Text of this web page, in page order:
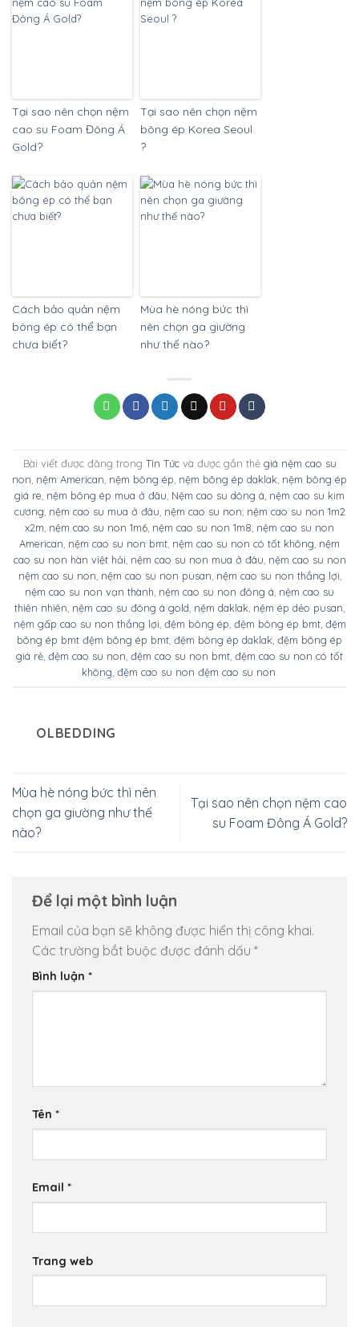
Tại sao nên chọn nệm
cao su Foam Đông Á
Gold?
Tại sao nên chọn nệm
bông ép Korea Seoul
?
Cách bảo quản nệm
bông ép có thể bạn
chưa biết?
Mùa hè nóng bức thì
nên chọn ga giường
như thế nào?
Bài viết được đăng trong Tin Tứcvà được gắn thẻ giá nệm cao su
non, nệm American, nệm bông ép, nệm bông ép daklak, nệm bông ép
giá re, nệm bông ép mua ở đâu, Nệm cao su dông á, nệm cao su kim
cương, nệm cao su mua ở đâu, nệm cao su non, nệm cao su non 1m2
x2m, nệm cao su non 1m6, nệm cao su non 1m8, nệm cao su non
American, nệm cao su non bmt, nệm cao su non có tốt không, nệm
cao su non hàn việt hải, nệm cao su non mua ở đâu, nệm cao su non
nệm cao su non, nệm cao su non pusan, nệm cao su non thắng lợi,
nệm cao su non vạn thành, nệm cao su non đông á, nệm cao su
thiên nhiên, nệm cao su đông á gold, nệm daklak, nệm ép dẻo pusan,
nệm gấp cao su non thắng lợi, đệm bông ép, đệm bông ép bmt, đệm
bông ép bmt đệm bông ép bmt, đệm bông ép daklak, đệm bông ép
giá rẻ, đệm cao su non, đệm cao su non bmt, đệm cao su non có tốt
không, đệm cao su non đệm cao su non.
OLBEDDING
Mùa hè nóng bức thì nên
chọn ga giường như thế
nào?
Tại sao nên chọn nệm cao
su Foam Đông Á Gold?
Để lại một bình luận
Email của bạn sẽ không được hiển thị công khai.
Các trường bắt buộc được đánh dấu *
Bình luận *
Tên *
Email *
Trang web